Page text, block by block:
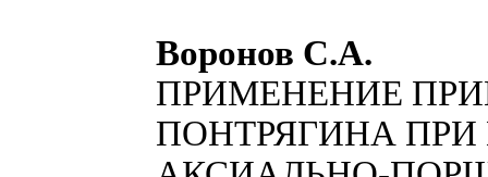
Воронов С.А.
ПРИМЕНЕНИЕ
ПОНТРЯГИНА